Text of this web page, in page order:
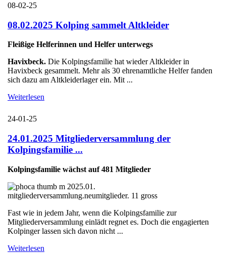
08-02-25
08.02.2025 Kolping sammelt Altkleider
Fleißige Helferinnen und Helfer unterwegs
Havixbeck. Die Kolpingsfamilie hat wieder Altkleider in
Havixbeck gesammelt. Mehr als 30 ehrenamtliche Helfer fanden
sich dazu am Altkleiderlager ein. Mit ...
Weiterlesen
24-01-25
24.01.2025 Mitgliederversammlung der
Kolpingsfamilie ...
Kolpingsfamilie wächst auf 481 Mitglieder
Fast wie in jedem Jahr, wenn die Kolpingsfamilie zur
Mitgliederversammlung einlädt regnet es. Doch die engagierten
Kolpinger lassen sich davon nicht ...
Weiterlesen